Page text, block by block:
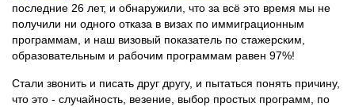
последние 26 лет, и обнаружили, что за всё это время мы не
получили ни одного отказа в визах по иммиграционным
программам, и наш визовый показатель по стажерским,
образовательным и рабочим программам равен 97%!
Стали звонить и писать друг другу, и пытаться понять причину,
что это - случайность, везение, выбор простых программ, по